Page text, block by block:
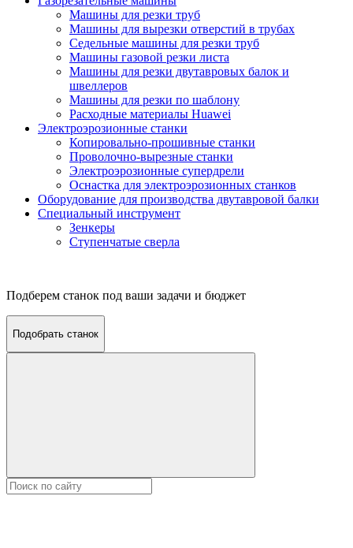
Машины для резки труб
Машины для вырезки отверстий в трубах
Седельные машины для резки труб
Машины газовой резки листа
Машины для резки двутавровых балок и
швеллеров
Машины для резки по шаблону
Расходные материалы Huawei
Электроэрозионные станки
Копировально-прошивные станки
Проволочно-вырезные станки
Электроэрозионные супердрели
Оснастка для электроэрозионных станков
Оборудование для производства двутавровой балки
Специальный инструмент
Зенкеры
Ступенчатые сверла
Подберем станок под ваши задачи и бюджет
Подобрать станок